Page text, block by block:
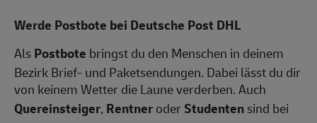
Werde Postbote bei Deutsche Post DHL
AlsPostbote bringst du den Menschen in deinem
Bezirk Brief- und Paketsendungen. Dabei lässt du dir
von keinem Wetter die Laune verderben. Auch
Quereinsteiger, RentneroderStudentensind bei